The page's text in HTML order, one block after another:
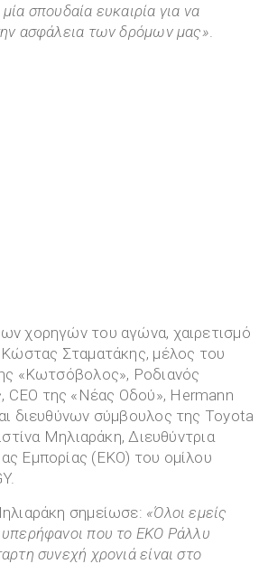
μία σπουδαία ευκαιρία για να
ασφάλεια των δρόμων μας»
χορηγών του αγώνα, χαιρετισμό
Κώστας Σταματάκης, μέλος του
«Κωτσόβολος», Ροδιανός
της «Νέας Οδού», Hermann
διευθύνων σύμβουλος της Toyota
Μηλιαράκη, Διευθύντρια
Εμπορίας (ΕΚΟ) του ομίλου
σημείωσε: «Όλοι εμείς
που το ΕΚΟ Ράλλυ
συνεχή χρονιά είναι στο